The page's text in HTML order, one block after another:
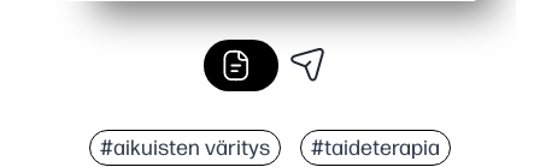
#aikuisten väritys #taideterapia